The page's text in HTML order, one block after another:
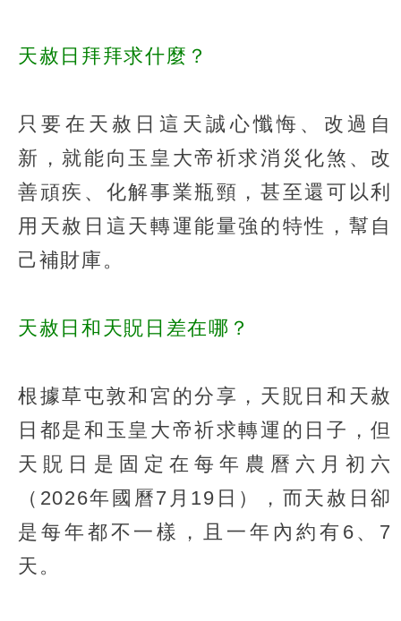
天赦日拜拜求什麼？
只要在天赦日這天誠心懺悔、改過自
新，就能向玉皇大帝祈求消災化煞、改
善頑疾、化解事業瓶頸，甚至還可以利
用天赦日這天轉運能量強的特性，幫自
己補財庫。
天赦日和天貺日差在哪？
根據草屯敦和宮的分享，天貺日和天赦
日都是和玉皇大帝祈求轉運的日子，但
天貺日是固定在每年農曆六月初六
（2026年國曆7月19日），而天赦日卻
是每年都不一樣，且一年內約有6、7
天。